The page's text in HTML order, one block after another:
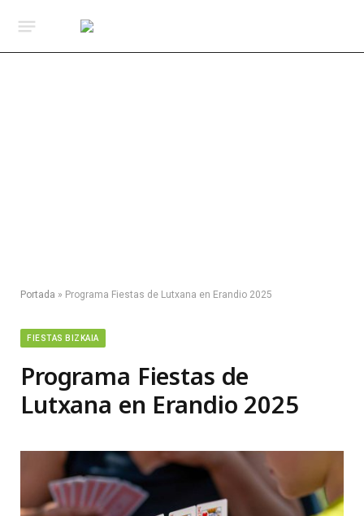
Portada » Programa Fiestas de Lutxana en Erandio 2025
FIESTAS BIZKAIA
Programa Fiestas de
Lutxana en Erandio 2025